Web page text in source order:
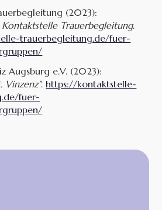
(2023):
Trauerbegleitung.
trauerbegleitung.de/fuer-
Augsburg e.V. (2023):
Vinzenz".https://kontaktstelle-
fuer-